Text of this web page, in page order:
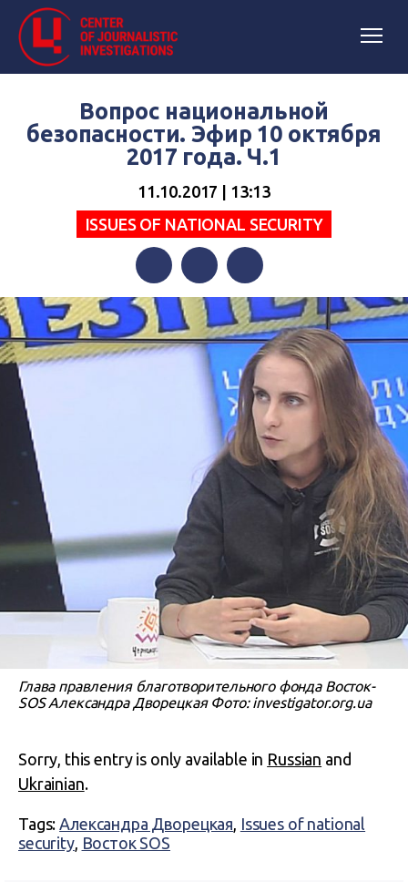
Вопрос национальной
безопасности. Эфир 10 октября
2017 года. Ч.1
11.10.2017 | 13:13
ISSUES OF NATIONAL SECURITY
FacebookTwitterTelegram
Глава правления благотворительного фонда Восток-
SOS Александра Дворецкая Фото: investigator.org.ua
Sorry, this entry is only available in Russian and
Ukrainian.
Tags:Александра Дворецкая, Issues of national
security, Восток SOS